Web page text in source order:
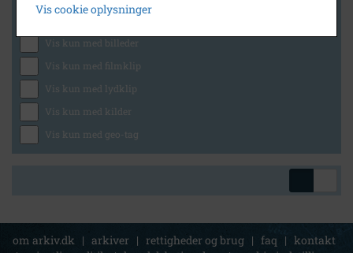
Generelt
Vis kun med billeder
Vis kun med filmklip
Vis kun med lydklip
Vis kun med kilder
Vis kun med geo-tag
om arkiv.dk | arkiver | rettigheder og brug | faq | kontakt
Vis cookie oplysninger